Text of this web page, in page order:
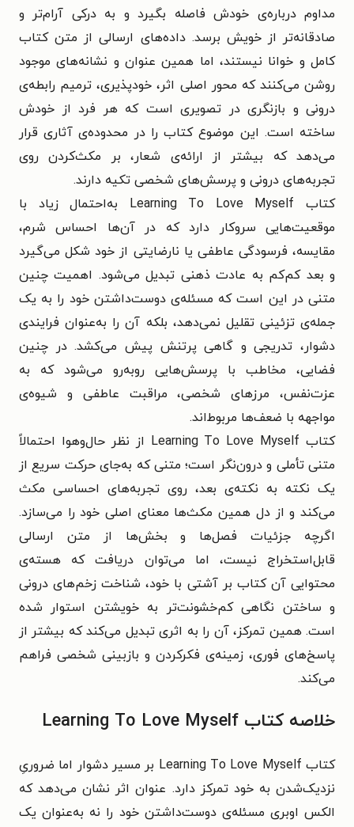
مداوم درباره‌ی خودش فاصله بگیرد و به درکی آرام‌تر و
صادقانه‌تر از خویش برسد. داده‌های ارسالی از متن کتاب
کامل و خوانا نیستند، اما همین عنوان و نشانه‌های موجود
روشن می‌کنند که محور اصلی اثر، خودپذیری، ترمیم رابطه‌ی
درونی و بازنگری در تصویری است که هر فرد از خودش
ساخته است. این موضوع کتاب را در محدوده‌ی آثاری قرار
می‌دهد که بیشتر از ارائه‌ی شعار، بر مکث‌کردن روی
تجربه‌های درونی و پرسش‌های شخصی تکیه دارند.
کتاب Learning To Love Myself به‌احتمال زیاد با
موقعیت‌هایی سروکار دارد که در آن‌ها احساس شرم،
مقایسه، فرسودگی عاطفی یا نارضایتی از خود شکل می‌گیرد
و بعد کم‌کم به عادت ذهنی تبدیل می‌شود. اهمیت چنین
متنی در این است که مسئله‌ی دوست‌داشتن خود را به یک
جمله‌ی تزئینی تقلیل نمی‌دهد، بلکه آن را به‌عنوان فرایندی
دشوار، تدریجی و گاهی پرتنش پیش می‌کشد. در چنین
فضایی، مخاطب با پرسش‌هایی روبه‌رو می‌شود که به
عزت‌نفس، مرزهای شخصی، مراقبت عاطفی و شیوه‌ی
مواجهه با ضعف‌ها مربوط‌اند.
کتاب Learning To Love Myself از نظر حال‌وهوا احتمالاً
متنی تأملی و درون‌نگر است؛ متنی که به‌جای حرکت سریع از
یک نکته به نکته‌ی بعد، روی تجربه‌های احساسی مکث
می‌کند و از دل همین مکث‌ها معنای اصلی خود را می‌سازد.
اگرچه جزئیات فصل‌ها و بخش‌ها از متن ارسالی
قابل‌استخراج نیست، اما می‌توان دریافت که هسته‌ی
محتوایی آن کتاب بر آشتی با خود، شناخت زخم‌های درونی
و ساختن نگاهی کم‌خشونت‌تر به خویشتن استوار شده
است. همین تمرکز، آن را به اثری تبدیل می‌کند که بیشتر از
پاسخ‌های فوری، زمینه‌ی فکرکردن و بازبینی شخصی فراهم
می‌کند.
خلاصه کتاب Learning To Love Myself
کتاب Learning To Love Myself بر مسیر دشوار اما ضروریِ
نزدیک‌شدن به خود تمرکز دارد. عنوان اثر نشان می‌دهد که
الکس اوبری مسئله‌ی دوست‌داشتن خود را نه به‌عنوان یک